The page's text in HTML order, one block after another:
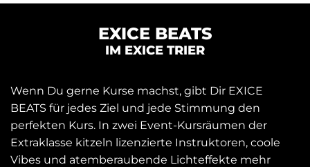
EXICE BEATS
IM EXICE TRIER
Wenn Du gerne Kurse machst, gibt Dir EXICE
BEATS für jedes Ziel und jede Stimmung den
perfekten Kurs. In zwei Event-Kursräumen der
Extraklasse kitzeln lizenzierte Instruktoren, coole
Vibes und atemberaubende Lichteffekte mehr